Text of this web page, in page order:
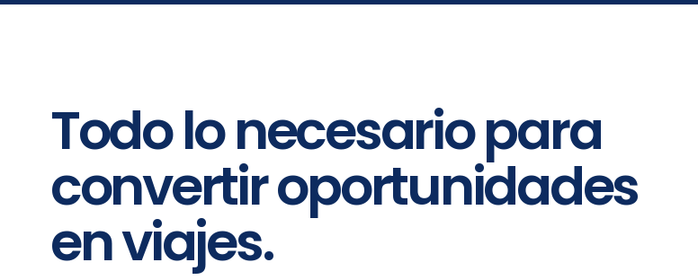
Todo lo necesario para
convertir oportunidades
en viajes.